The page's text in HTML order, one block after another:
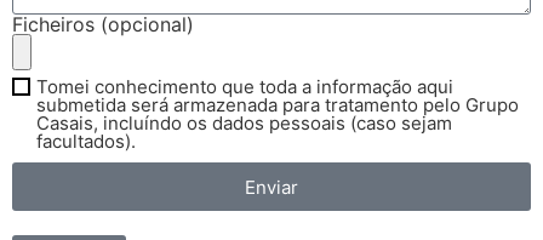
Ficheiros (opcional)
Tomei conhecimento que toda a informação aqui
submetida será armazenada para tratamento pelo Grupo
Casais, incluíndo os dados pessoais (caso sejam
facultados).
Enviar